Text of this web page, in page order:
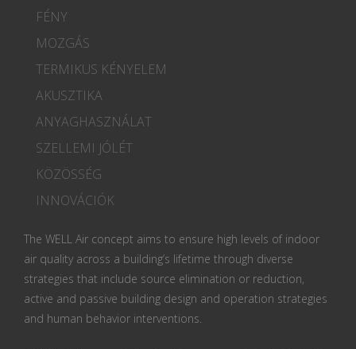
FÉNY
MOZGÁS
TERMIKUS KÉNYELEM
AKUSZTIKA
ANYAGHASZNÁLAT
SZELLEMI JÓLÉT
KÖZÖSSÉG
INNOVÁCIÓK
The WELL Air concept aims to ensure high levels of indoor
air quality across a building’s lifetime through diverse
strategies that include source elimination or reduction,
active and passive building design and operation strategies
and human behavior interventions.